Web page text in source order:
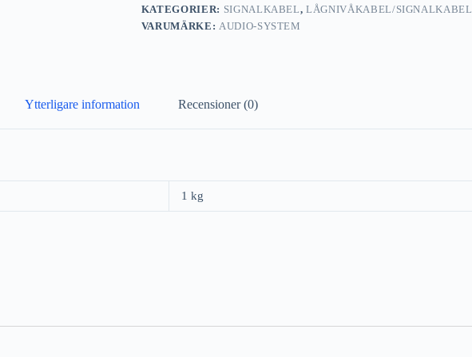
KATEGORIER: SIGNALKABEL,LÅGNIVÅKABEL/SIGNALKABEL
VARUMÄRKE: AUDIO-SYSTEM
Ytterligare information Recensioner (0)
1 kg